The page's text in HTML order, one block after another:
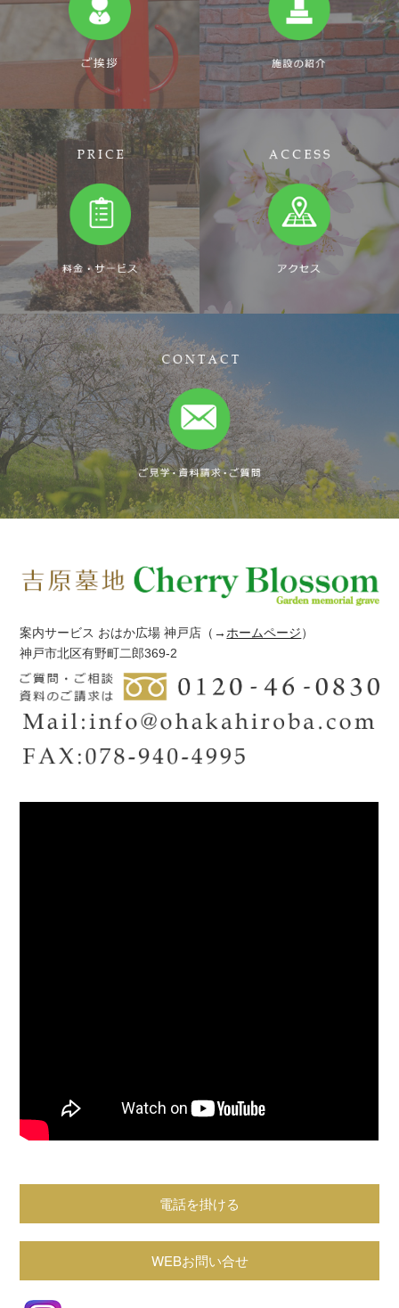
案内サービス おはか広場 神戸店 （→ ホームページ）
神戸市北区有野町二郎369-2
電話を掛ける
WEBお問い合せ